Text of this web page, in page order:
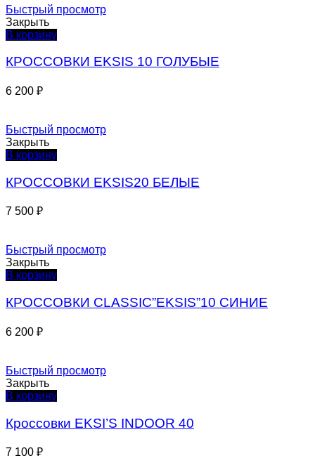
Быстрый просмотр
Закрыть
В корзину
КРОССОВКИ EKSIS 10 ГОЛУБЫЕ
6 200 ₽
Быстрый просмотр
Закрыть
В корзину
КРОССОВКИ EKSIS20 БЕЛЫЕ
7 500 ₽
Быстрый просмотр
Закрыть
В корзину
КРОССОВКИ СLASSIC”EKSIS”10 СИНИЕ
6 200 ₽
Быстрый просмотр
Закрыть
В корзину
Кроссовки EKSI’S INDOOR 40
7 100 ₽